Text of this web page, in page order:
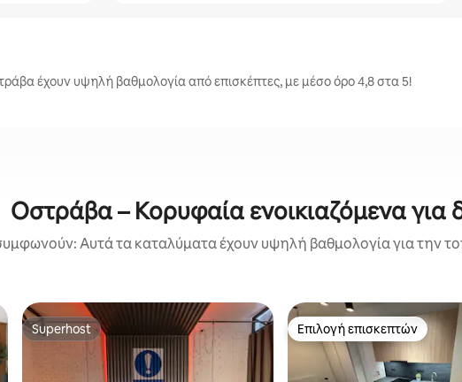
έχουν υψηλή βαθμολογία από επισκέπτες, με μέσο όρο 4,8 στα 5!
Οστράβα – Κορυφαία ενοικιαζόμενα για
Αυτά τα καταλύματα έχουν υψηλή βαθμολογία για την
Superhost
Superhost Επιλογή επισκεπτών
Επιλογή επισκεπτών